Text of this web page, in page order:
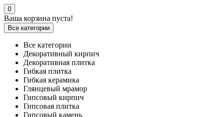
0
Ваша корзина пуста!
Все категории
Все категории
Декоративный кирпич
Декоративная плитка
Гибкая плитка
Гибкая керамика
Глянцевый мрамор
Гипсовый кирпич
Гипсовая плитка
Гипсовый камень